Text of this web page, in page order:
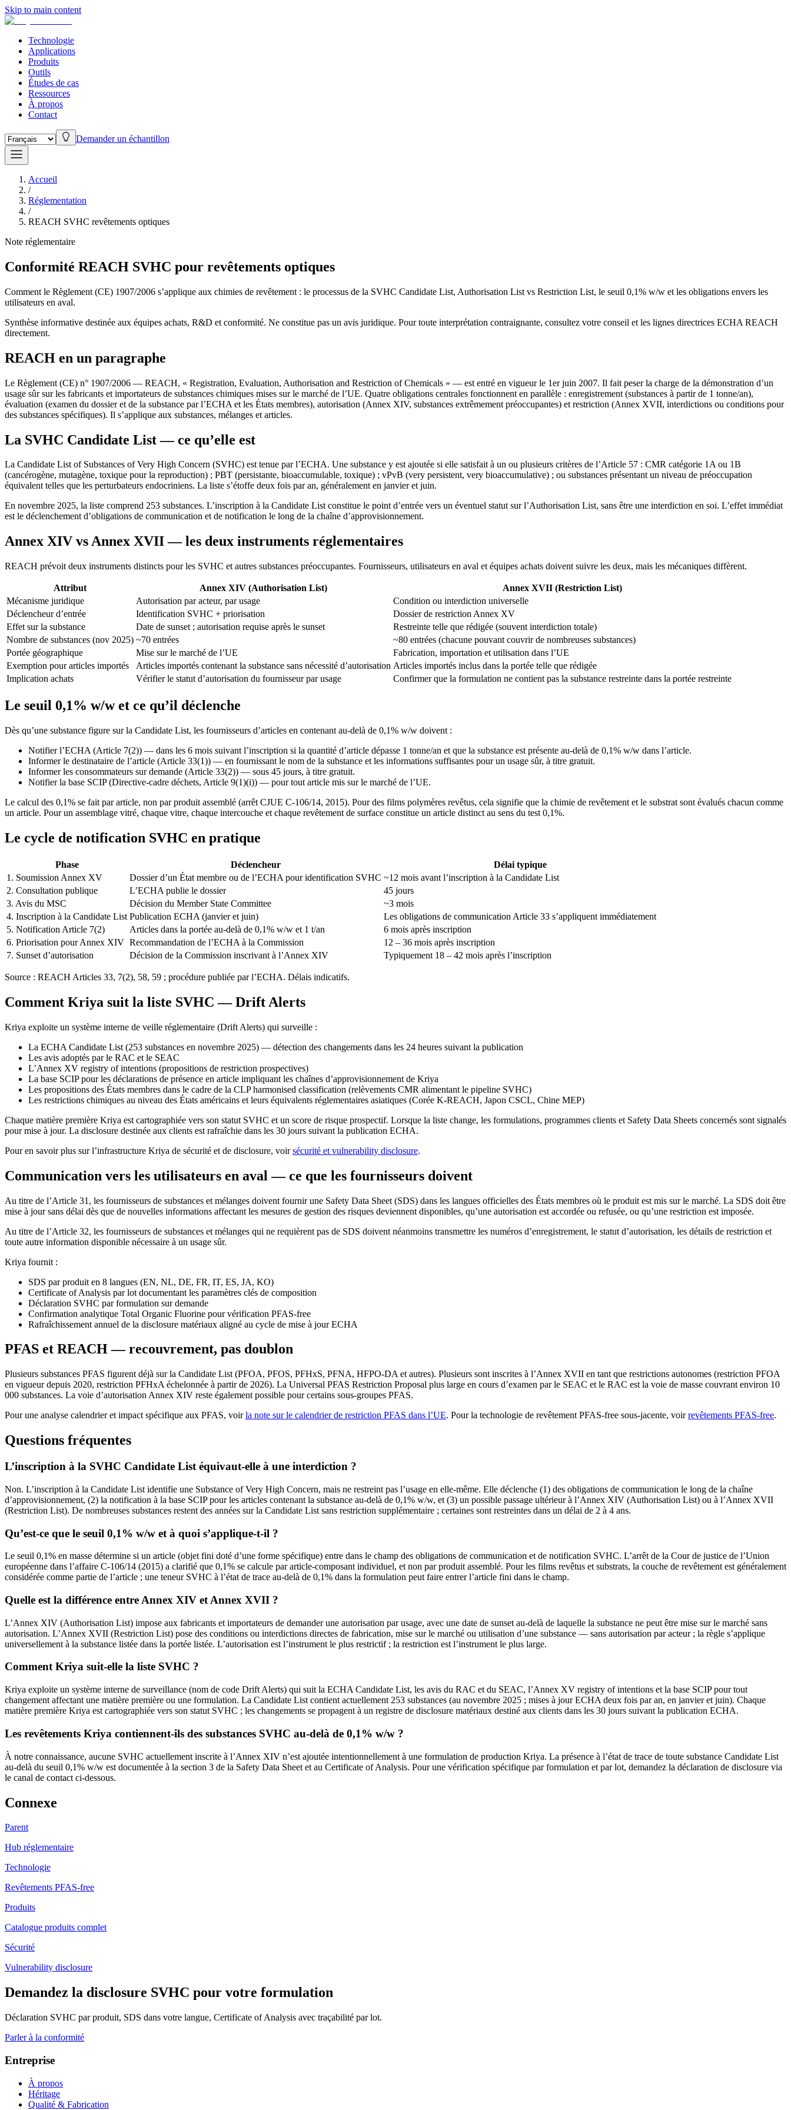
Skip to main content
Technologie
Applications
Produits
Outils
Études de cas
Ressources
À propos
Contact
Demander un échantillon
Accueil
/
Réglementation
/
REACH SVHC revêtements optiques
Note réglementaire
Conformité REACH SVHC pour revêtements optiques
Comment le Règlement (CE) 1907/2006 s’applique aux chimies de revêtement : le processus de la SVHC Candidate List, Authorisation List vs Restriction List, le seuil 0,1% w/w et les obligations envers les
utilisateurs en aval.
Synthèse informative destinée aux équipes achats, R&D et conformité. Ne constitue pas un avis juridique. Pour toute interprétation contraignante, consultez votre conseil et les lignes directrices ECHA REACH
directement.
REACH en un paragraphe
Le Règlement (CE) n° 1907/2006 — REACH, « Registration, Evaluation, Authorisation and Restriction of Chemicals » — est entré en vigueur le 1er juin 2007. Il fait peser la charge de la démonstration d’un
usage sûr sur les fabricants et importateurs de substances chimiques mises sur le marché de l’UE. Quatre obligations centrales fonctionnent en parallèle : enregistrement (substances à partir de 1 tonne/an),
évaluation (examen du dossier et de la substance par l’ECHA et les États membres), autorisation (Annex XIV, substances extrêmement préoccupantes) et restriction (Annex XVII, interdictions ou conditions pour
des substances spécifiques). Il s’applique aux substances, mélanges et articles.
La SVHC Candidate List — ce qu’elle est
La Candidate List of Substances of Very High Concern (SVHC) est tenue par l’ECHA. Une substance y est ajoutée si elle satisfait à un ou plusieurs critères de l’Article 57 : CMR catégorie 1A ou 1B
(cancérogène, mutagène, toxique pour la reproduction) ; PBT (persistante, bioaccumulable, toxique) ; vPvB (very persistent, very bioaccumulative) ; ou substances présentant un niveau de préoccupation
équivalent telles que les perturbateurs endocriniens. La liste s’étoffe deux fois par an, généralement en janvier et juin.
En novembre 2025, la liste comprend 253 substances. L’inscription à la Candidate List constitue le point d’entrée vers un éventuel statut sur l’Authorisation List, sans être une interdiction en soi. L’effet immédiat
est le déclenchement d’obligations de communication et de notification le long de la chaîne d’approvisionnement.
Annex XIV vs Annex XVII — les deux instruments réglementaires
REACH prévoit deux instruments distincts pour les SVHC et autres substances préoccupantes. Fournisseurs, utilisateurs en aval et équipes achats doivent suivre les deux, mais les mécaniques diffèrent.
Attribut Annex XIV (Authorisation List)
Annex XVII (Restriction List)
Mécanisme juridique
Autorisation par acteur, par usage
Condition ou interdiction universelle
Déclencheur d’entrée
Identification SVHC + priorisation
Dossier de restriction Annex XV
Effet sur la substance
Date de sunset ; autorisation requise après le sunset
Restreinte telle que rédigée (souvent interdiction totale)
Nombre de substances (nov 2025) ~70 entrées
~80 entrées (chacune pouvant couvrir de nombreuses substances)
Portée géographique
Mise sur le marché de l’UE
Fabrication, importation et utilisation dans l’UE
Exemption pour articles importés
Articles importés contenant la substance sans nécessité d’autorisation Articles importés inclus dans la portée telle que rédigée
Implication achats
Vérifier le statut d’autorisation du fournisseur par usage Confirmer que la formulation ne contient pas la substance restreinte dans la portée restreinte
Le seuil 0,1% w/w et ce qu’il déclenche
Dès qu’une substance figure sur la Candidate List, les fournisseurs d’articles en contenant au-delà de 0,1% w/w doivent :
Notifier l’ECHA (Article 7(2)) — dans les 6 mois suivant l’inscription si la quantité d’article dépasse 1 tonne/an et que la substance est présente au-delà de 0,1% w/w dans l’article.
Informer le destinataire de l’article (Article 33(1)) — en fournissant le nom de la substance et les informations suffisantes pour un usage sûr, à titre gratuit.
Informer les consommateurs sur demande (Article 33(2)) — sous 45 jours, à titre gratuit.
Notifier la base SCIP (Directive-cadre déchets, Article 9(1)(i)) — pour tout article mis sur le marché de l’UE.
Le calcul des 0,1% se fait par article, non par produit assemblé (arrêt CJUE C-106/14, 2015). Pour des films polymères revêtus, cela signifie que la chimie de revêtement et le substrat sont évalués chacun comme
un article. Pour un assemblage vitré, chaque vitre, chaque intercouche et chaque revêtement de surface constitue un article distinct au sens du test 0,1%.
Le cycle de notification SVHC en pratique
Phase Déclencheur
Délai typique
1. Soumission Annex XV
Dossier d’un État membre ou de l’ECHA pour identification SVHC ~12 mois avant l’inscription à la Candidate List
2. Consultation publique
L’ECHA publie le dossier
45 jours
3. Avis du MSC
Décision du Member State Committee
~3 mois
4. Inscription à la Candidate List Publication ECHA (janvier et juin)
Les obligations de communication Article 33 s’appliquent immédiatement
5. Notification Article 7(2)
Articles dans la portée au-delà de 0,1% w/w et 1 t/an
6 mois après inscription
6. Priorisation pour Annex XIV Recommandation de l’ECHA à la Commission
12 – 36 mois après inscription
7. Sunset d’autorisation
Décision de la Commission inscrivant à l’Annex XIV Typiquement 18 – 42 mois après l’inscription
Source : REACH Articles 33, 7(2), 58, 59 ; procédure publiée par l’ECHA. Délais indicatifs.
Comment Kriya suit la liste SVHC — Drift Alerts
Kriya exploite un système interne de veille réglementaire (Drift Alerts) qui surveille :
La ECHA Candidate List (253 substances en novembre 2025) — détection des changements dans les 24 heures suivant la publication
Les avis adoptés par le RAC et le SEAC
L’Annex XV registry of intentions (propositions de restriction prospectives)
La base SCIP pour les déclarations de présence en article impliquant les chaînes d’approvisionnement de Kriya
Les propositions des États membres dans le cadre de la CLP harmonised classification (relèvements CMR alimentant le pipeline SVHC)
Les restrictions chimiques au niveau des États américains et leurs équivalents réglementaires asiatiques (Corée K-REACH, Japon CSCL, Chine MEP)
Chaque matière première Kriya est cartographiée vers son statut SVHC et un score de risque prospectif. Lorsque la liste change, les formulations, programmes clients et Safety Data Sheets concernés sont signalés
pour mise à jour. La disclosure destinée aux clients est rafraîchie dans les 30 jours suivant la publication ECHA.
Pour en savoir plus sur l’infrastructure Kriya de sécurité et de disclosure, voirsécurité et vulnerability disclosure.
Communication vers les utilisateurs en aval — ce que les fournisseurs doivent
Au titre de l’Article 31, les fournisseurs de substances et mélanges doivent fournir une Safety Data Sheet (SDS) dans les langues officielles des États membres où le produit est mis sur le marché. La SDS doit être
mise à jour sans délai dès que de nouvelles informations affectant les mesures de gestion des risques deviennent disponibles, qu’une autorisation est accordée ou refusée, ou qu’une restriction est imposée.
Au titre de l’Article 32, les fournisseurs de substances et mélanges qui ne requièrent pas de SDS doivent néanmoins transmettre les numéros d’enregistrement, le statut d’autorisation, les détails de restriction et
toute autre information disponible nécessaire à un usage sûr.
Kriya fournit :
SDS par produit en 8 langues (EN, NL, DE, FR, IT, ES, JA, KO)
Certificate of Analysis par lot documentant les paramètres clés de composition
Déclaration SVHC par formulation sur demande
Confirmation analytique Total Organic Fluorine pour vérification PFAS-free
Rafraîchissement annuel de la disclosure matériaux aligné au cycle de mise à jour ECHA
PFAS et REACH — recouvrement, pas doublon
Plusieurs substances PFAS figurent déjà sur la Candidate List (PFOA, PFOS, PFHxS, PFNA, HFPO-DA et autres). Plusieurs sont inscrites à l’Annex XVII en tant que restrictions autonomes (restriction PFOA
en vigueur depuis 2020, restriction PFHxA échelonnée à partir de 2026). La Universal PFAS Restriction Proposal plus large en cours d’examen par le SEAC et le RAC est la voie de masse couvrant environ 10
000 substances. La voie d’autorisation Annex XIV reste également possible pour certains sous-groupes PFAS.
Pour une analyse calendrier et impact spécifique aux PFAS, voirla note sur le calendrier de restriction PFAS dans l’UE. Pour la technologie de revêtement PFAS-free sous-jacente, voirrevêtements PFAS-free.
Questions fréquentes
L’inscription à la SVHC Candidate List équivaut-elle à une interdiction ?
Non. L’inscription à la Candidate List identifie une Substance of Very High Concern, mais ne restreint pas l’usage en elle-même. Elle déclenche (1) des obligations de communication le long de la chaîne
d’approvisionnement, (2) la notification à la base SCIP pour les articles contenant la substance au-delà de 0,1% w/w, et (3) un possible passage ultérieur à l’Annex XIV (Authorisation List) ou à l’Annex XVII
(Restriction List). De nombreuses substances restent des années sur la Candidate List sans restriction supplémentaire ; certaines sont restreintes dans un délai de 2 à 4 ans.
Qu’est-ce que le seuil 0,1% w/w et à quoi s’applique-t-il ?
Le seuil 0,1% en masse détermine si un article (objet fini doté d’une forme spécifique) entre dans le champ des obligations de communication et de notification SVHC. L’arrêt de la Cour de justice de l’Union
européenne dans l’affaire C-106/14 (2015) a clarifié que 0,1% se calcule par article-composant individuel, et non par produit assemblé. Pour les films revêtus et substrats, la couche de revêtement est généralement
considérée comme partie de l’article ; une teneur SVHC à l’état de trace au-delà de 0,1% dans la formulation peut faire entrer l’article fini dans le champ.
Quelle est la différence entre Annex XIV et Annex XVII ?
L’Annex XIV (Authorisation List) impose aux fabricants et importateurs de demander une autorisation par usage, avec une date de sunset au-delà de laquelle la substance ne peut être mise sur le marché sans
autorisation. L’Annex XVII (Restriction List) pose des conditions ou interdictions directes de fabrication, mise sur le marché ou utilisation d’une substance — sans autorisation par acteur ; la règle s’applique
universellement à la substance listée dans la portée listée. L’autorisation est l’instrument le plus restrictif ; la restriction est l’instrument le plus large.
Comment Kriya suit-elle la liste SVHC ?
Kriya exploite un système interne de surveillance (nom de code Drift Alerts) qui suit la ECHA Candidate List, les avis du RAC et du SEAC, l’Annex XV registry of intentions et la base SCIP pour tout
changement affectant une matière première ou une formulation. La Candidate List contient actuellement 253 substances (au novembre 2025 ; mises à jour ECHA deux fois par an, en janvier et juin). Chaque
matière première Kriya est cartographiée vers son statut SVHC ; les changements se propagent à un registre de disclosure matériaux destiné aux clients dans les 30 jours suivant la publication ECHA.
Les revêtements Kriya contiennent-ils des substances SVHC au-delà de 0,1% w/w ?
À notre connaissance, aucune SVHC actuellement inscrite à l’Annex XIV n’est ajoutée intentionnellement à une formulation de production Kriya. La présence à l’état de trace de toute substance Candidate List
au-delà du seuil 0,1% w/w est documentée à la section 3 de la Safety Data Sheet et au Certificate of Analysis. Pour une vérification spécifique par formulation et par lot, demandez la déclaration de disclosure via
le canal de contact ci-dessous.
Connexe
Parent
Hub réglementaire
Technologie
Revêtements PFAS-free
Produits
Catalogue produits complet
Sécurité
Vulnerability disclosure
Demandez la disclosure SVHC pour votre formulation
Déclaration SVHC par produit, SDS dans votre langue, Certificate of Analysis avec traçabilité par lot.
Parler à la conformité
Entreprise
À propos
Héritage
Qualité & Fabrication